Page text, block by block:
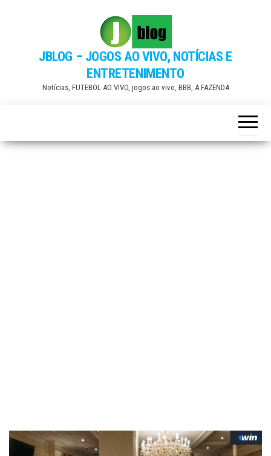
JBLOG – JOGOS AO VIVO, NOTÍCIAS E
ENTRETENIMENTO
Notícias, FUTEBOL AO VIVO, jogos ao vivo, BBB, A FAZENDA